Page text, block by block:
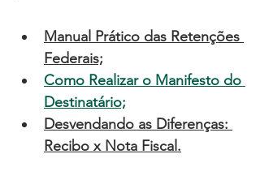
Manual Prático das Retenções
Federais;
Como Realizar o Manifesto do
Destinatário;
Desvendando as Diferenças:
Recibo x Nota Fiscal .